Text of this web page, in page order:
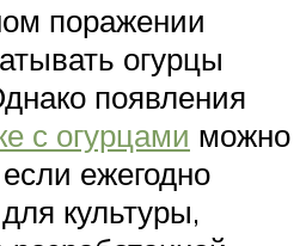
поражении
огурцы
появления
с огурцами можно
ежегодно
культуры,